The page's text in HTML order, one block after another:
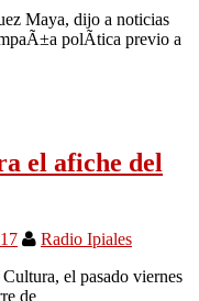
Maya, dijo a noticias
polÃ­tica previo a
el afiche del
Radio Ipiales
el pasado viernes
de